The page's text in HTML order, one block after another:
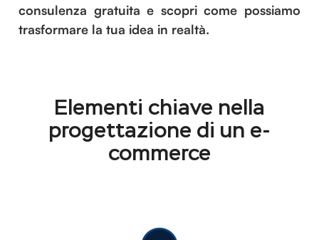
consulenza gratuita e scopri come possiamo
trasformare la tua idea in realtà.
Elementi chiave nella
progettazione di un e-
commerce